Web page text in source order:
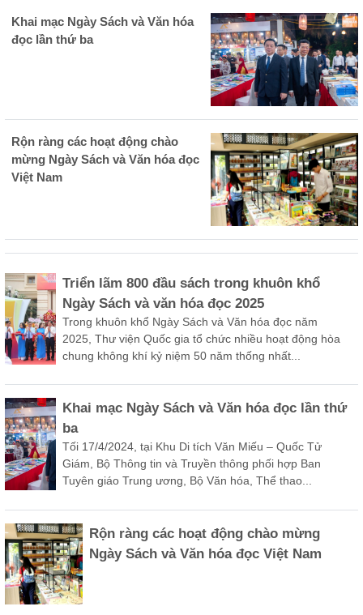
Khai mạc Ngày Sách và Văn hóa
đọc lần thứ ba
Rộn ràng các hoạt động chào
mừng Ngày Sách và Văn hóa đọc
Việt Nam
Triển lãm 800 đầu sách trong khuôn khổ
Ngày Sách và văn hóa đọc 2025
Trong khuôn khổ Ngày Sách và Văn hóa đọc năm
2025, Thư viện Quốc gia tổ chức nhiều hoạt động hòa
chung không khí kỷ niệm 50 năm thống nhất...
Khai mạc Ngày Sách và Văn hóa đọc lần thứ
ba
Tối 17/4/2024, tại Khu Di tích Văn Miếu – Quốc Tử
Giám, Bộ Thông tin và Truyền thông phối hợp Ban
Tuyên giáo Trung ương, Bộ Văn hóa, Thể thao...
Rộn ràng các hoạt động chào mừng
Ngày Sách và Văn hóa đọc Việt Nam